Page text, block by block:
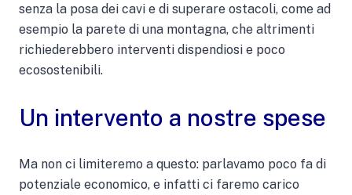
senza la posa dei cavi e di superare ostacoli, come ad
esempio la parete di una montagna, che altrimenti
richiederebbero interventi dispendiosi e poco
ecosostenibili.
Un intervento a nostre spese
Ma non ci limiteremo a questo: parlavamo poco fa di
potenziale economico, e infatti ci faremo carico